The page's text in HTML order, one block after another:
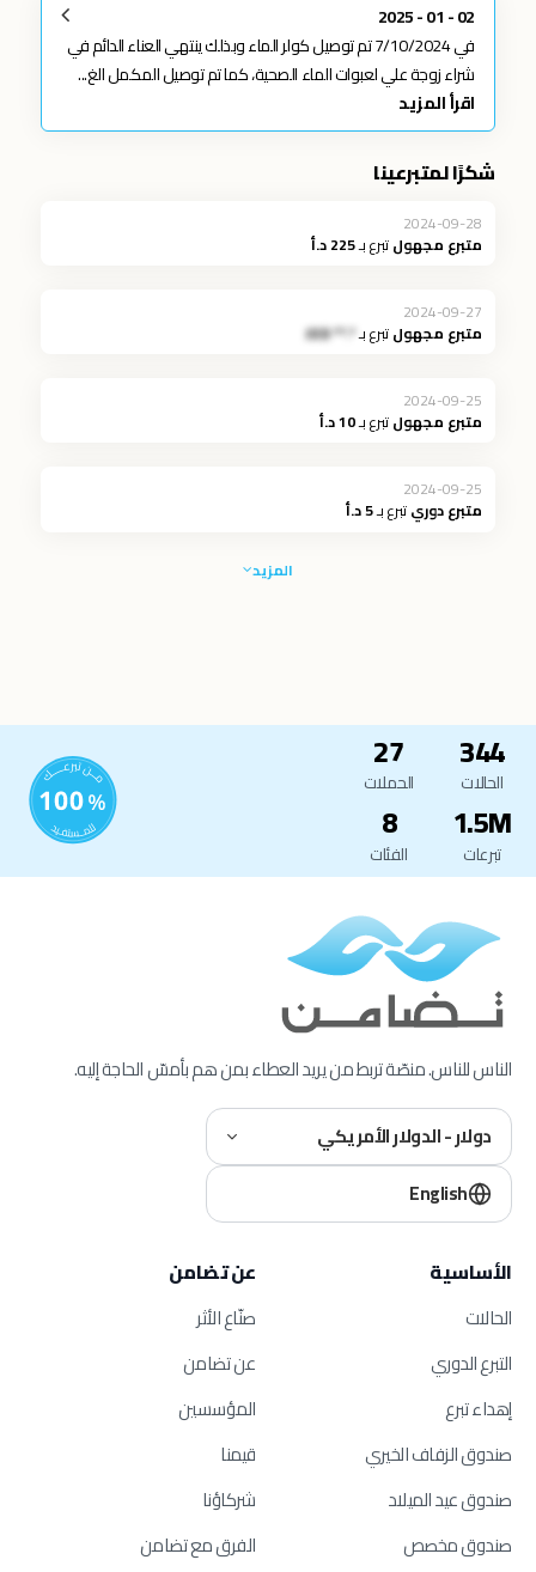
02 - 01 - 2025
في 7/10/2024 تم توصيل كولر الماء وبذلك ينتهي العناء الدائم في
شراء زوجة علي لعبوات الماء الصحية، كما تم توصيل المكمل الغ...
اقرأ المزيد
شكرًا لمتبرعينا
2024-09-28
متبرع مجهولتبرع بـ225 د.أ
2024-09-27
متبرع مجهولتبرع بـ*.** JOD
2024-09-25
متبرع مجهولتبرع بـ10 د.أ
2024-09-25
متبرع دوريتبرع بـ5 د.أ
المزيد
344
الحالات
27
الحملات
1.5M
تبرعات
8
الفئات
الناس للناس. منصّة تربط من يريد العطاء بمن هم بأمسّ الحاجة إليه.
دولار - الدولار الأمريكي
English
الأساسية
الحالات
التبرع الدوري
إهداء تبرع
صندوق الزفاف الخيري
صندوق عيد الميلاد
صندوق مخصص
عن تضامن
صنّاع الأثر
عن تضامن
المؤسسين
قيمنا
شركاؤنا
الفرق مع تضامن